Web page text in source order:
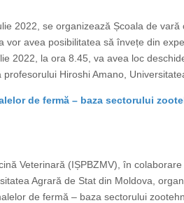
2022, se organizează Școala de
avea posibilitatea să învețe din
2022, la ora 8.45, va avea loc
Hiroshi Amano,
de fermă – baza sectorului
Veterinară (IȘPBZMV), în
Agrară de Stat din Moldova,
de fermă – baza sectorului